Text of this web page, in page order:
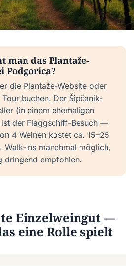
man das Plantaže-
Podgorica?
die Plantaže-Website oder
buchen. Der Šipčanik-
(in einem ehemaligen
ist der Flaggschiff-Besuch —
4 Weinen kostet ca. 15–25
Walk-ins manchmal möglich,
dringend empfohlen.
Einzelweingut —
eine Rolle spielt